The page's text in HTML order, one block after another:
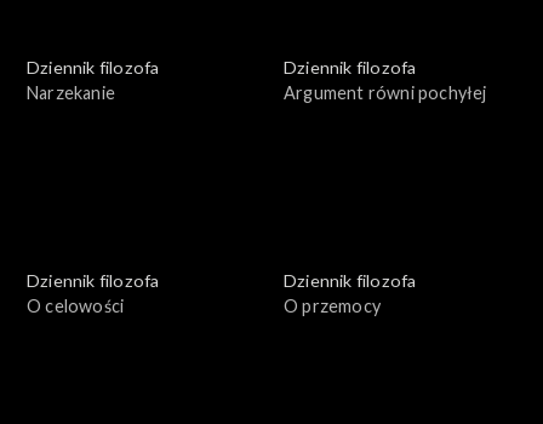
Dziennik filozofa
Narzekanie
Dziennik filozofa
Argument równi pochyłej
Dziennik filozofa
O celowości
Dziennik filozofa
O przemocy